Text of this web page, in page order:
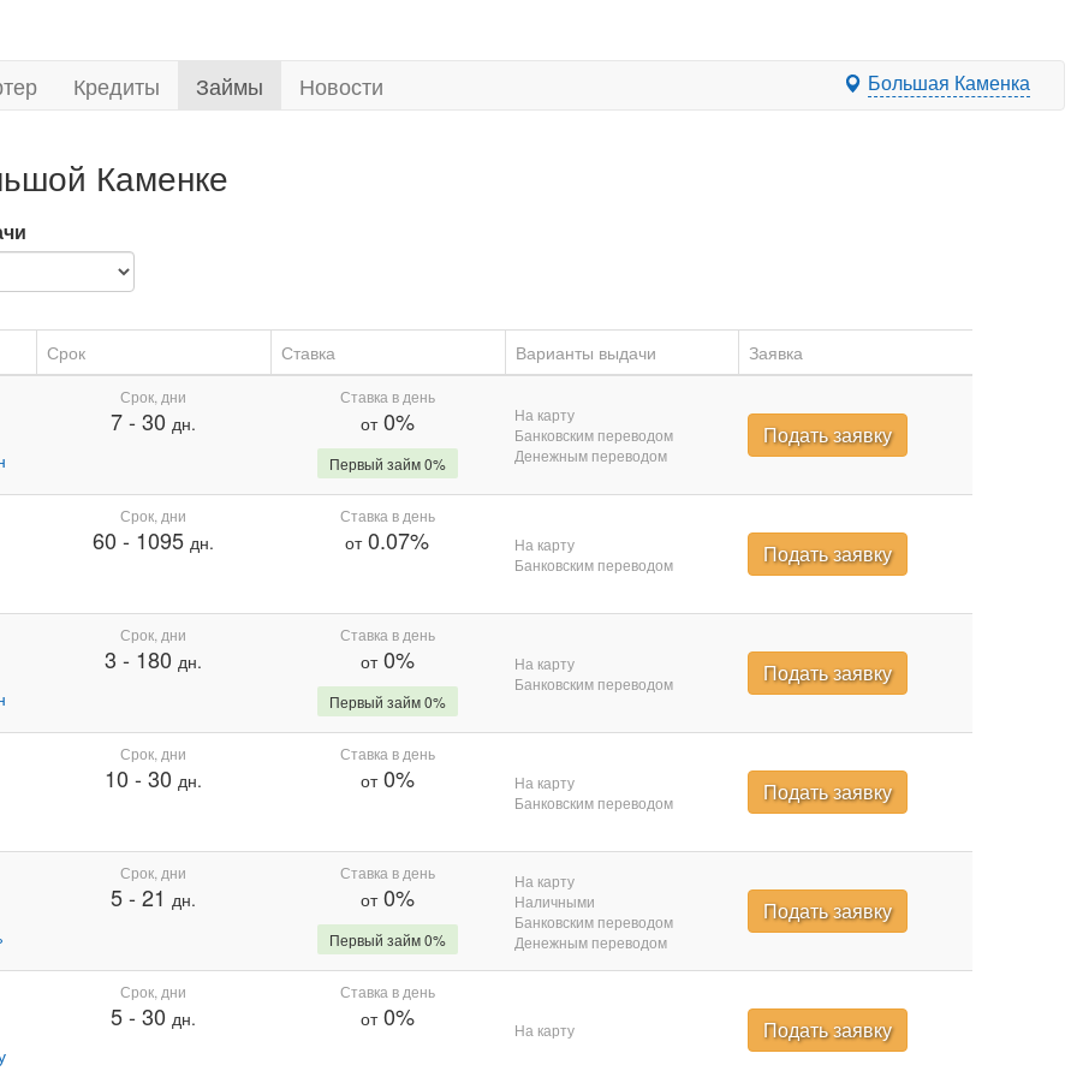
Кредиты Займы Новости Большая Каменка
Каменке
Срок Ставка Варианты выдачи Заявка
Срок, дни
7- 30 дн.
Ставка в день
от0%
Первый займ 0%
На карту
Банковским переводом
Денежным переводом
Подать заявку
Срок, дни
60 - 1095 дн.
Ставка в день
от0.07%
На карту
Банковским переводом
Подать заявку
Срок, дни
3 - 180 дн.
Ставка в день
от0%
Первый займ 0%
На карту
Банковским переводом
Подать заявку
Срок, дни
10 - 30 дн.
Ставка в день
от0%
На карту
Банковским переводом
Подать заявку
Срок, дни
5- 21 дн.
Ставка в день
от0%
Первый займ 0%
На карту
Наличными
Банковским переводом
Денежным переводом
Подать заявку
Срок, дни
5- 30 дн.
Ставка в день
от0% На карту Подать заявку